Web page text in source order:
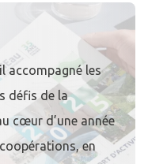
accompagné les
défis de la
cœur d’une année
en